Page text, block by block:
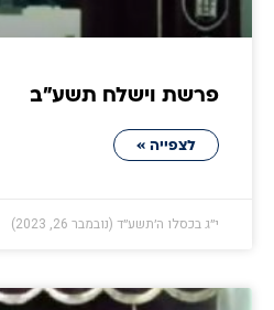
פרשת וישלח תשע״ב
לצפייה »
י״ג בכסלו ה׳תשע״ד (נובמבר 26, 2023)